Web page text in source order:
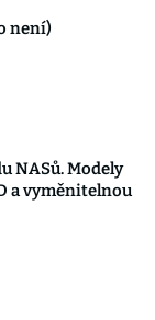
není)
NASů. Modely
a vyměnitelnou